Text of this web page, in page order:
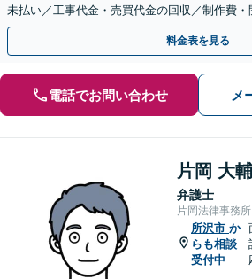
未払い／工事代金・売買代金の回収／制作費
ど、事業活動で発生するあらゆる債権回収に実
料金表を見る
電話でお問い合わせ メ
片岡 大輔
弁護士
片岡法律事務所
所沢市 か
らも相談
受付中